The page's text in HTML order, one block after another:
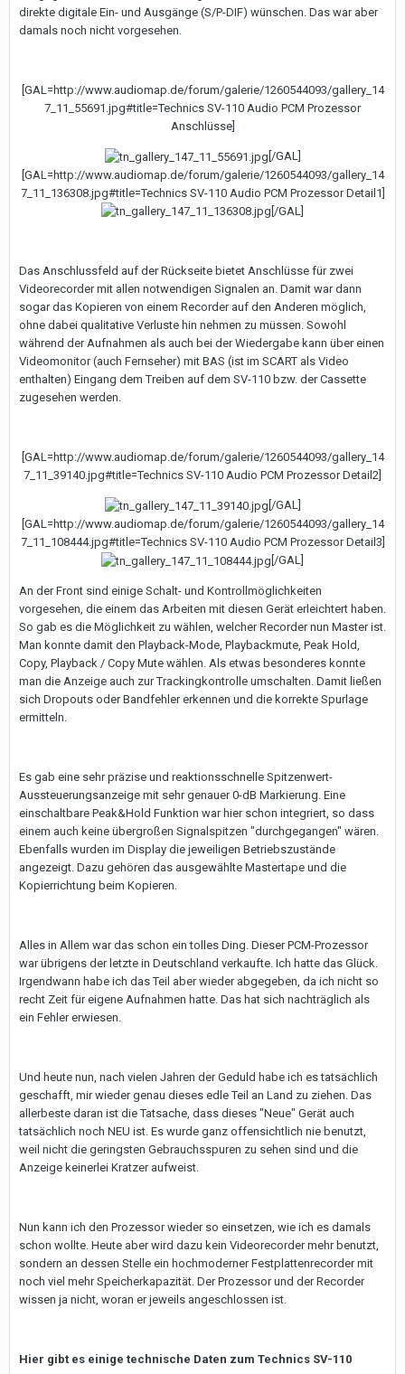
direkte digitale Ein- und Ausgänge (S/P-DIF) wünschen. Das war aber
damals noch nicht vorgesehen.
[GAL=http://www.audiomap.de/forum/galerie/1260544093/gallery_14
7_11_55691.jpg#title=Technics SV-110 Audio PCM Prozessor
Anschlüsse]
[/GAL]
[GAL=http://www.audiomap.de/forum/galerie/1260544093/gallery_14
7_11_136308.jpg#title=Technics SV-110 Audio PCM Prozessor Detail1]
[/GAL]
Das Anschlussfeld auf der Rückseite bietet Anschlüsse für zwei
Videorecorder mit allen notwendigen Signalen an. Damit war dann
sogar das Kopieren von einem Recorder auf den Anderen möglich,
ohne dabei qualitative Verluste hin nehmen zu müssen. Sowohl
während der Aufnahmen als auch bei der Wiedergabe kann über einen
Videomonitor (auch Fernseher) mit BAS (ist im SCART als Video
enthalten) Eingang dem Treiben auf dem SV-110 bzw. der Cassette
zugesehen werden.
[GAL=http://www.audiomap.de/forum/galerie/1260544093/gallery_14
7_11_39140.jpg#title=Technics SV-110 Audio PCM Prozessor Detail2]
[/GAL]
[GAL=http://www.audiomap.de/forum/galerie/1260544093/gallery_14
7_11_108444.jpg#title=Technics SV-110 Audio PCM Prozessor Detail3]
[/GAL]
An der Front sind einige Schalt- und Kontrollmöglichkeiten
vorgesehen, die einem das Arbeiten mit diesen Gerät erleichtert haben.
So gab es die Möglichkeit zu wählen, welcher Recorder nun Master ist.
Man konnte damit den Playback-Mode, Playbackmute, Peak Hold,
Copy, Playback / Copy Mute wählen. Als etwas besonderes konnte
man die Anzeige auch zur Trackingkontrolle umschalten. Damit ließen
sich Dropouts oder Bandfehler erkennen und die korrekte Spurlage
ermitteln.
Es gab eine sehr präzise und reaktionsschnelle Spitzenwert-
Aussteuerungsanzeige mit sehr genauer 0-dB Markierung. Eine
einschaltbare Peak&Hold Funktion war hier schon integriert, so dass
einem auch keine übergroßen Signalspitzen "durchgegangen" wären.
Ebenfalls wurden im Display die jeweiligen Betriebszustände
angezeigt. Dazu gehören das ausgewählte Mastertape und die
Kopierrichtung beim Kopieren.
Alles in Allem war das schon ein tolles Ding. Dieser PCM-Prozessor
war übrigens der letzte in Deutschland verkaufte. Ich hatte das Glück.
Irgendwann habe ich das Teil aber wieder abgegeben, da ich nicht so
recht Zeit für eigene Aufnahmen hatte. Das hat sich nachträglich als
ein Fehler erwiesen.
Und heute nun, nach vielen Jahren der Geduld habe ich es tatsächlich
geschafft, mir wieder genau dieses edle Teil an Land zu ziehen. Das
allerbeste daran ist die Tatsache, dass dieses "Neue" Gerät auch
tatsächlich noch NEU ist. Es wurde ganz offensichtlich nie benutzt,
weil nicht die geringsten Gebrauchsspuren zu sehen sind und die
Anzeige keinerlei Kratzer aufweist.
Nun kann ich den Prozessor wieder so einsetzen, wie ich es damals
schon wollte. Heute aber wird dazu kein Videorecorder mehr benutzt,
sondern an dessen Stelle ein hochmoderner Festplattenrecorder mit
noch viel mehr Speicherkapazität. Der Prozessor und der Recorder
wissen ja nicht, woran er jeweils angeschlossen ist.
Hier gibt es einige technische Daten zum Technics SV-110